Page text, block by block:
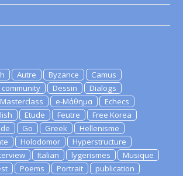
Autre Byzance
Camus
community Dessin
Dialogs
e-Μάθημα
Echecs
Etude Feutre
Free Korea
Go Greek
Hellenisme
Holodomor
Hyperstructure
Italian lygerismes
Musique
Poems Portrait
publication